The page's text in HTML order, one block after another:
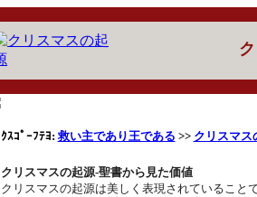
ｸｽｺﾟｰﾌﾃﾖ: 救い主であり王である >> クリスマス
クリスマスの起源‐聖書から見た価値
クリスマスの起源は美しく表現されていること